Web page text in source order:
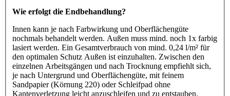
Wie erfolgt die Endbehandlung?
Innen kann je nach Farbwirkung und Oberflächengüte
nochmals behandelt werden. Außen muss mind. noch 1x farbig
lasiert werden. Ein Gesamtverbrauch von mind. 0,24 l/m² für
den optimalen Schutz Außen ist einzuhalten. Zwischen den
einzelnen Arbeitsgängen und nach Trocknung empfiehlt sich,
je nach Untergrund und Oberflächengüte, mit feinem
Sandpapier (Körnung 220) oder Schleifpad ohne
Kantenverletzung leicht anzuschleifen und zu entstauben.